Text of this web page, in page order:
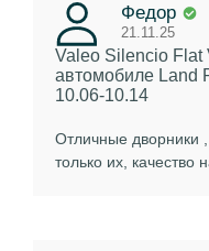
Федор
21.11.25
Valeo Silencio Flat
автомобиле Land
10.06-10.14
Отличные дворники
только их, качество